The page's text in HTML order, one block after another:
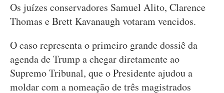
Os juízes conservadores Samuel Alito, Clarence
Thomas e Brett Kavanaugh votaram vencidos.
O caso representa o primeiro grande dossiê da
agenda de Trump a chegar diretamente ao
Supremo Tribunal, que o Presidente ajudou a
moldar com a nomeação de três magistrados